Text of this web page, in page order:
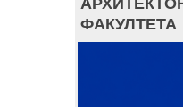
ФАКУЛТЕТА